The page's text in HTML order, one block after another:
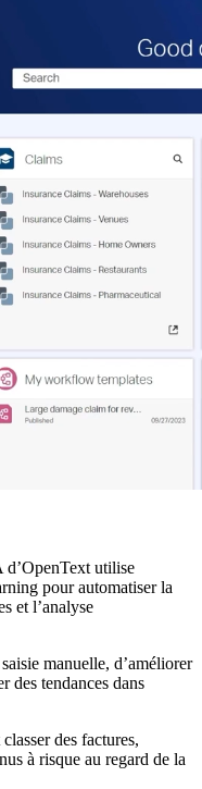
d’OpenText utilise
pour automatiser la
et l’analyse
manuelle, d’améliorer
des tendances dans
des factures,
à risque au regard de la